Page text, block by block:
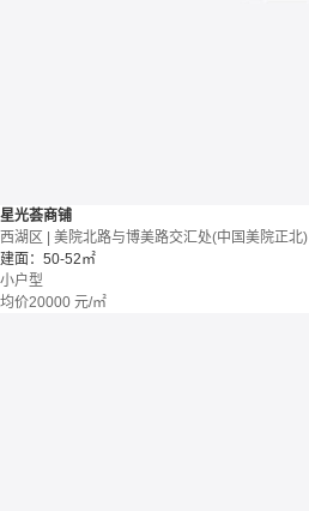
星光荟商铺
西湖区 | 美院北路与博美路交汇处(中国美院正北)
建面：50-52㎡
小户型
均价20000 元/㎡